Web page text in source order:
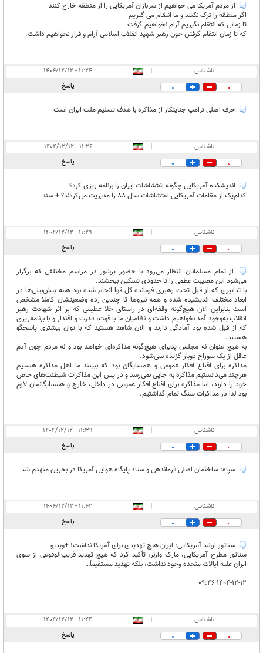
از مردم آمریکا می خواهیم از سربازان آمریکایی را از منطقه خارج کنند
اگر منطقه را ترک نکنند و ما انتقام می گیریم
تا زمانی که انتقام نگیریم آرام نخواهیم گرفت
که تا زمان انتقام گرفتن خون رهبر شهید انقلاب اسلامی آرام و قرار نخواهیم داشت.
ناشناس |
|
۱۱:۲۴ - ۱۴۰۴/۱۲/۱۲
0
0 پاسخ
حرف اصلی ترامپ جنایتکار از مذاکره با هدف تسلیم ملت ایران است
ناشناس |
|
۱۱:۲۶ - ۱۴۰۴/۱۲/۱۲
0
0 پاسخ
اندیشکده آمریکایی چگونه اغتشاشات ایران را برنامه ریزی کرد؟
کدام‌یک از مقامات آمریکایی اغتشاشات سال 88 را مدیریت می‌کردند؟ + سند
ناشناس |
|
۱۱:۲۹ - ۱۴۰۴/۱۲/۱۲
0
0 پاسخ
از تمام مسلمانان انتظار می‌رود با حضور پرشور در مراسم مختلفی که برگزار
می‌شود این مصیبت عظمی را تا حدودی تسکین ببخشند.
با تدابیری که از قبل تحت رهبری فرمانده کل قوا انجام شده بود همه پیش‌بینی‌ها در
ابعاد مختلف اندیشیده شده و همه نیروها تا چندین رده وضعیتشان کاملا مشخص
است بنابراین الان هیچ‌گونه وقفه‌ای در راستای خلا عظیمی که بر اثر شهادت رهبر
انقلاب به‌وجود آمد نخواهیم داشت و نظامیان ما با قوت، قدرت و اقتدار و با برنامه‌ریزی
که از قبل شده بود آمادگی دارند و الان شاهد هستید که با توان بیشتری پاسخگو
هستند.
به هیچ عنوان نه مجلس پذیرای هیچ‌گونه مذاکره‌ای خواهد بود و نه مردم چون آدم
عاقل از یک سوراخ دوبار گزیده نمی‌شود.
مذاکره برای اقناع افکار عمومی و همسایگان بود که ببینند ما اهل مذاکره هستیم
هرچند می‌دانستیم مذاکره به جایی نمی‌رسد و در پس این مذاکرات شیطنت‌های خاص
خود را دارند، اما مذاکره برای اقناع افکار عمومی در داخل، خارج و همسایگانمان لازم
بود لذا در مذاکرات سنگ تمام گذاشتیم.
ناشناس |
|
۱۱:۳۹ - ۱۴۰۴/۱۲/۱۲
0
0 پاسخ
سپاه: ساختمان اصلی فرماندهی و ستاد پایگاه هوایی آمریکا در بحرین منهدم شد
ناشناس |
|
۱۱:۴۲ - ۱۴۰۴/۱۲/۱۲
0
0 پاسخ
سناتور ارشد آمریکایی: ایران هیچ تهدیدی برای آمریکا نداشت! +ویدیو
سناتور مطرح آمریکایی، مارک وارنر، تأکید کرد که هیچ تهدید قریب‌الوقوعی از سوی
ایران علیه ایالات متحده وجود نداشت، بلکه تهدید مستقیماً…
۱۴۰۴-۱۲-۱۲ ۰۹:۴۶
ناشناس |
|
۱۱:۴۴ - ۱۴۰۴/۱۲/۱۲
0
0 پاسخ